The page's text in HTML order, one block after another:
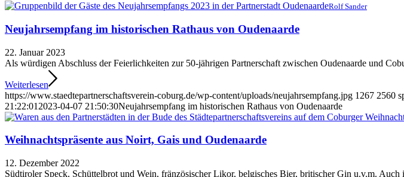
Rolf Sander
Neujahrsempfang im historischen Rathaus von Oudenaarde
22. Januar 2023
Als würdigen Abschluss der Feierlichkeiten zur 50-jährigen Partnerschaft zwischen Oudenaarde und
Weiterlesen
https://www.staedtepartnerschaftsverein-coburg.de/wp-content/uploads/neujahrsempfang.jpg 1267 2560
21:22:01 2023-04-07 21:50:30Neujahrsempfang im historischen Rathaus von Oudenaarde
Weihnachtspräsente aus Noirt, Gais und Oudenaarde
12. Dezember 2022
Südtiroler Speck, Schüttelbrot und Wein, fränzösischer Likor, belgisches Bier, britischer Gin u.v.m.